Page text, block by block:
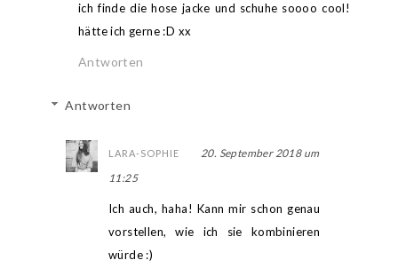
ich finde die hose jacke und schuhe soooo cool!
hätte ich gerne :D xx
Antworten
Antworten
LARA-SOPHIE
20. September 2018 um
11:25
Ich auch, haha! Kann mir schon genau
vorstellen, wie ich sie kombinieren
würde :)